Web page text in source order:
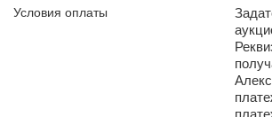
Условия оплаты